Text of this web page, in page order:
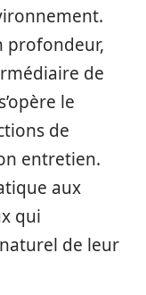
profondeur,
de
le
de
entretien.
aux
qui
de leur